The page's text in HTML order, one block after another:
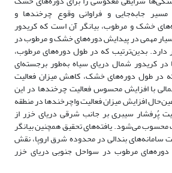
جابه‌جایی و فراوانی وقوع چرخندها و
خشک و مرطوب، بیانگر آن است که کریدور
مهمی در پیدایش دوره‌‌های خشک و مرطوب در
دارد. بدین‌ترتیب که در طول دوره‌‌های مرطوب،
در کریدور شمال دریای سیاه به‌طور برجسته‌‌ای
در طول دوره‌‌های خشک، کاهش میزان فعالیت
با افزایش محسوس فعالیت چرخندها در این
افزایش میزان فعالیت واچرخندها در منطقه
پُرفشار سیبری بر جانب شرقی دریای خزر از
می‌‌‌شود. یافته‌‌های تحقیق همچنین بیانگر
سامانه‌‌های بندالی در محدوده شرق اروپا، نقش
مرطوب در سواحل جنوبی دریای خزر